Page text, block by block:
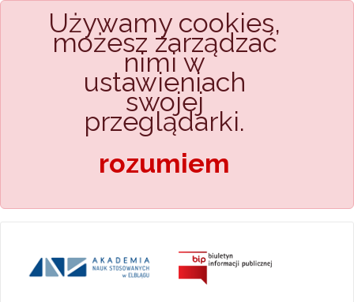
Używamy cookies,
możesz zarządzać
nimi w
ustawieniach
swojej
przeglądarki.
rozumiem